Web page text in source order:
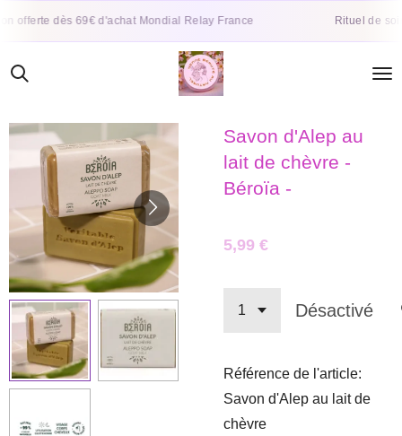
dès 69€ d'achat Mondial Relay France Rituel de soins
Passer
contenu
Savon d'Alep au
lait de chèvre -
Béroïa -
5,99 €
Désactivé
Référence de l'article:
Savon d'Alep au lait de
chèvre